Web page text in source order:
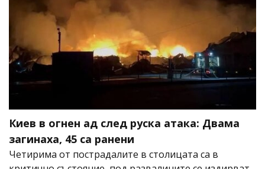
Киев в огнен ад след руска атака: Двама
загинаха, 45 са ранени
Четирима от пострадалите в столицата са в